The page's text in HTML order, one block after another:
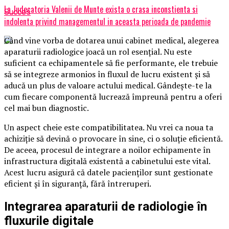
La Judecatoria Valenii de Munte exista o crasa inconstienta si
indolenta privind managementul in aceasta perioada de pandemie
Succes
Când vine vorba de dotarea unui cabinet medical, alegerea
aparaturii radiologice joacă un rol esențial. Nu este
suficient ca echipamentele să fie performante, ele trebuie
să se integreze armonios în fluxul de lucru existent și să
aducă un plus de valoare actului medical. Gândește-te la
cum fiecare componentă lucrează împreună pentru a oferi
cel mai bun diagnostic.
Un aspect cheie este compatibilitatea. Nu vrei ca noua ta
achiziție să devină o provocare în sine, ci o soluție eficientă.
De aceea, procesul de integrare a noilor echipamente în
infrastructura digitală existentă a cabinetului este vital.
Acest lucru asigură că datele pacienților sunt gestionate
eficient și în siguranță, fără întreruperi.
Integrarea aparaturii de radiologie în
fluxurile digitale